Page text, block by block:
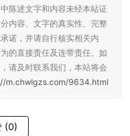
陈述文字和内容未经本站证
内容、文字的真实性、完整
诺，并请自行核实相关内
的直接责任及连带责任。如
请及时联系我们，本站将会
m.chwlgzs.com/9634.html
(0)